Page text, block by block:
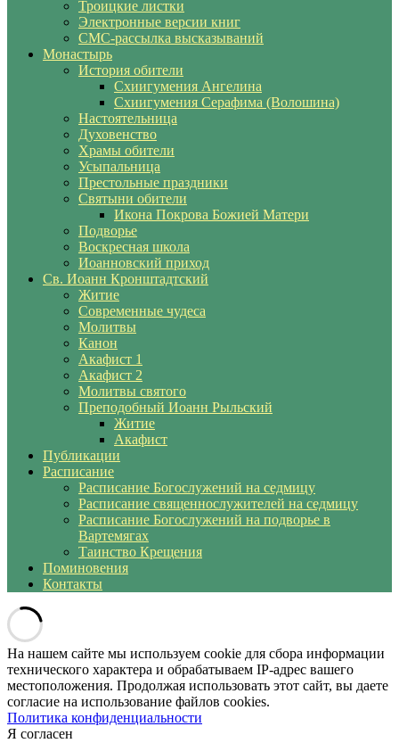
Троицкие листки
Электронные версии книг
СМС-рассылка высказываний
Монастырь
История обители
Схиигумения Ангелина
Схиигумения Серафима (Волошина)
Настоятельница
Духовенство
Храмы обители
Усыпальница
Престольные праздники
Святыни обители
Икона Покрова Божией Матери
Подворье
Воскресная школа
Иоанновский приход
Св. Иоанн Кронштадтский
Житие
Современные чудеса
Молитвы
Канон
Акафист 1
Акафист 2
Молитвы святого
Преподобный Иоанн Рыльский
Житие
Акафист
Публикации
Расписание
Расписание Богослужений на седмицу
Расписание священнослужителей на седмицу
Расписание Богослужений на подворье в
Вартемягах
Таинство Крещения
Поминовения
Контакты
На нашем сайте мы используем cookie для сбора информации
технического характера и обрабатываем IP-адрес вашего
местоположения. Продолжая использовать этот сайт, вы даете
согласие на использование файлов cookies.
Политика конфиденциальности
Я согласен